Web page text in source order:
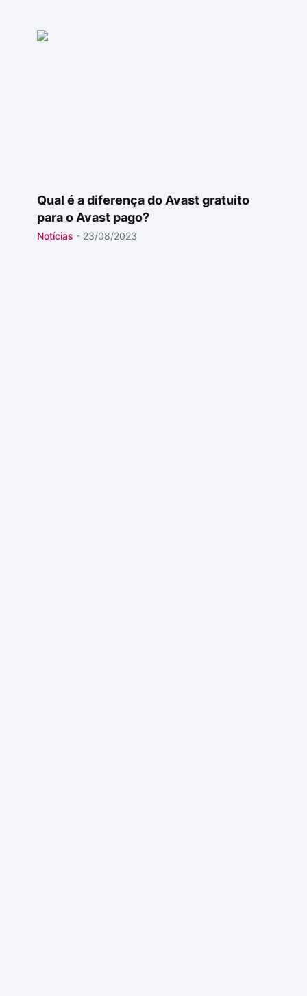
Qual é a diferença do Avast gratuito
para o Avast pago?
Notícias - 23/08/2023